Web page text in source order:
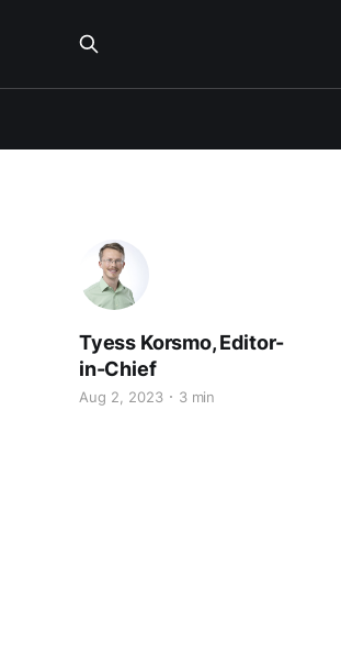
Tyess Korsmo, Editor-
in-Chief
Aug 2, 2023 3 min